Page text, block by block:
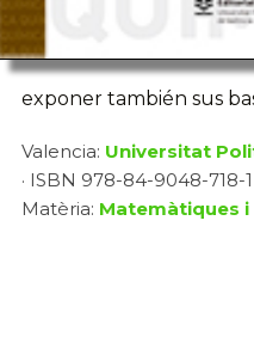
exponer también sus
Valencia: Universitat
· ISBN 978-84-9048-718-1
Matèria: Matemàtiques i